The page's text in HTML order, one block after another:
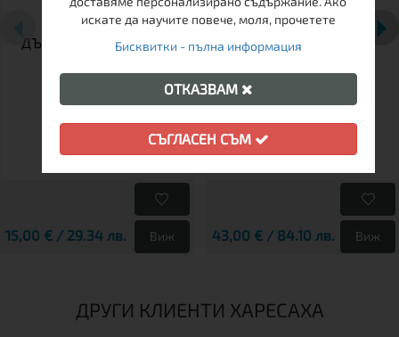
ДЪЖДОБРАН FERRINO
15,00 € / 29.34 лв. Виж
БИВАК САК FERRINO
43,00 € / 84.10 лв. Виж
ДРУГИ КЛИЕНТИ ХАРЕСАХА
искате да научите повече, моля, прочетете
Бисквитки - пълна информация
ОТКАЗВАМ
СЪГЛАСЕН СЪМ